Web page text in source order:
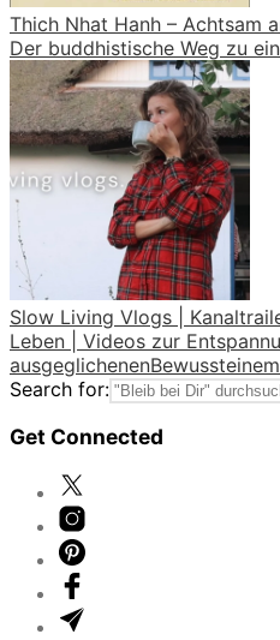
Thich Nhat Hanh – Achtsam
Der buddhistische Weg zu
Slow Living Vlogs |
Leben | Videos zur
ausgeglichenenBewussteinem
Search for:
Get Connected